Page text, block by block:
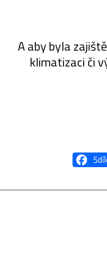
A aby byla
klimatizaci či